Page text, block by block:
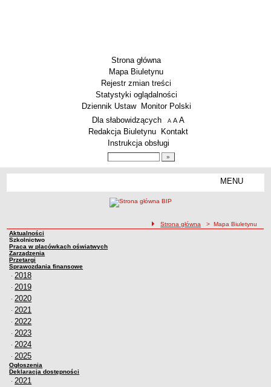
Strona główna
Mapa Biuletynu
Rejestr zmian treści
Statystyki oglądalności
Dziennik Ustaw
Monitor Polski
Menu dodatkowe
Dla słabowidzących A pomniejsz czcionkę
A standardowy rozmiar czcionki
A
Redakcja Biuletynu
Kontakt
Instrukcja obsługi
MENU
Szkoły podstawowe
Szkoły ponadpodstawowe
Inne placówki
PRACA W PLACÓWKACH OŚWIATWYCH
ZARZĄDZENIA
PRZETARGI
SPRAWOZDANIA FINANSOWE
2018
2019
2020
2021
ścieżka nawigacji
Strona główna > Mapa Biuletynu
Mapa Biuletynu
Aktualności
Szkolnictwo
Praca w placówkach oświatwych
Zarządzenia
Przetargi
Sprawozdania finansowe
· 2018
· 2019
· 2020
· 2021
· 2022
· 2023
· 2024
· 2025
Ogłoszenia
Deklaracja dostępności
· 2021